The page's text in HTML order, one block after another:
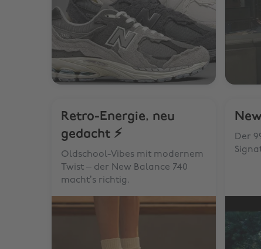
Retro-Energie, neu
gedacht ⚡
Oldschool-Vibes mit modernem
Twist – der New Balance 740
macht’s richtig.
Der